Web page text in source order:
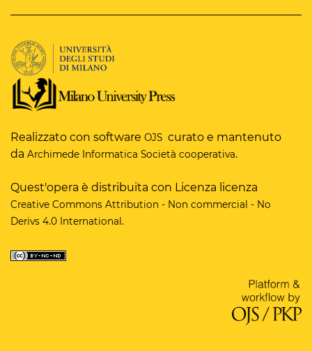
Realizzato con software OJS curato e mantenuto
da Archimede Informatica Società cooperativa.
Quest'opera è distribuita con Licenza licenza
Creative Commons Attribution - Non commercial - No
Derivs 4.0 International.